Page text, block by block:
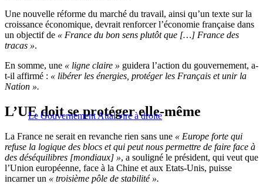
Une nouvelle réforme du marché du travail, ainsi qu’un texte sur la
croissance économique, devrait renforcer l’économie française dans
un objectif de « France du bon sens plutôt que […] France des
tracas ».
En somme, une « ligne claire » guidera l’action du gouvernement, a-
t-il affirmé : « libérer les énergies, protéger les Français et unir la
Nation ».
Le Gouvernement Attal vire à droite
L’UE doit se protéger elle-même
La France ne serait en revanche rien sans une « Europe forte qui
refuse la logique des blocs et qui peut nous permettre de faire face à
des déséquilibres [mondiaux] », a souligné le président, qui veut que
l’Union européenne, face à la Chine et aux Etats-Unis, puisse
incarner un « troisième pôle de stabilité ».